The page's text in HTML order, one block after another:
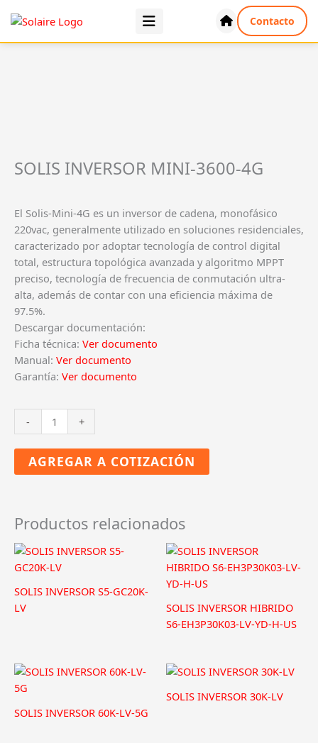
contenido
Contacto
SOLIS INVERSOR MINI-3600-4G
El Solis-Mini-4G es un inversor de cadena, monofásico
220vac, generalmente utilizado en soluciones residenciales,
caracterizado por adoptar tecnología de control digital
total, estructura topológica avanzada y algoritmo MPPT
preciso, tecnología de frecuencia de conmutación ultra-
alta, además de contar con una eficiencia máxima de
97.5%.
Descargar documentación:
Ficha técnica: Ver documento
Manual: Ver documento
Garantía: Ver documento
-
INVERSOR
MINI-
3600-
+
AGREGAR A COTIZACIÓN
Productos relacionados
SOLIS INVERSOR S5-GC20K-
LV
SOLIS INVERSOR HIBRIDO
S6-EH3P30K03-LV-YD-H-US
SOLIS INVERSOR 60K-LV-5G
SOLIS INVERSOR 30K-LV